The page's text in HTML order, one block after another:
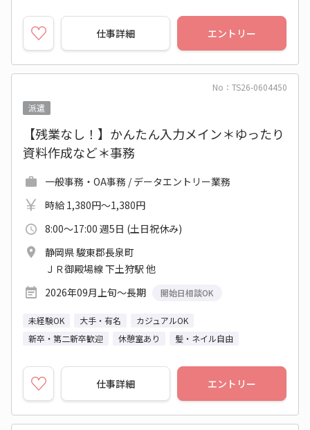
仕事詳細 エントリー
No：TS26-0604450
派遣
【残業なし！】かんたん入力メイン＊ゆったり
資料作成など＊事務
一般事務・OA事務 / データエントリー業務
時給 1,380円～1,380円
8:00～17:00 週5日 (土日祝休み)
静岡県 駿東郡長泉町
ＪＲ御殿場線 下土狩駅 他
2026年09月上旬～長期
開始日相談OK
未経験OK 大手・有名
カジュアルOK
新卒・第二新卒歓迎
休憩室あり 髪・ネイル自由
仕事詳細 エントリー